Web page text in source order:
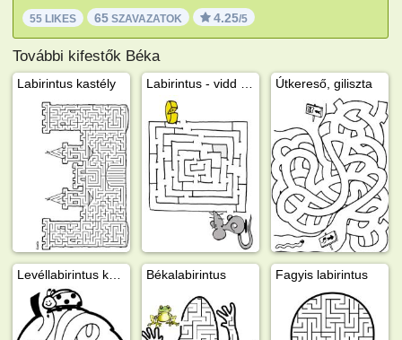
55 LIKES 65 SZAVAZATOK 4.25/5
További kifestők Béka
Labirintus kastély Útkereső, giliszta
Békalabirintus Fagyis labirintus